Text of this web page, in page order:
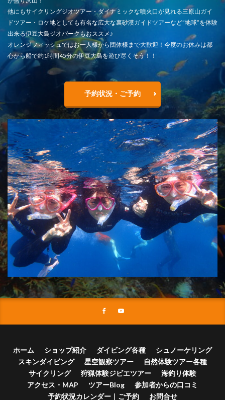
他にもサイクリングジオツアー・ダイナミックな噴火口が見れる三原山ガイ
ドツアー・ロケ地としても有名な広大な裏砂漠ガイドツアーなど”地球”を体験
出来る伊豆大島ジオパークもおススメ♪
オレンジフィッシュではお一人様から団体様まで大歓迎！今度のお休みは都
心から船で約1時間45分の伊豆大島を遊び尽くそう！！
予約状況・ご予約
ホーム ショップ紹介 ダイビング各種
シュノーケリング
スキンダイビング
星空観察ツアー
自然体験ツアー各種
サイクリング
狩猟体験ジビエツアー
海釣り体験
アクセス・MAP
ツアーBlog
参加者からの口コミ
予約状況カレンダー｜ご予約
お問合せ